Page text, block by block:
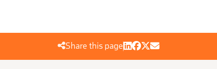
Share this page